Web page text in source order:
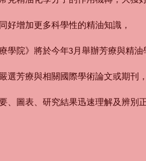
好增加更多科學性的精油知識，
學院》將於今年3月舉辦芳療與精油
選芳療與相關國際學術論文或期刊
、圖表、研究結果迅速理解及辨別